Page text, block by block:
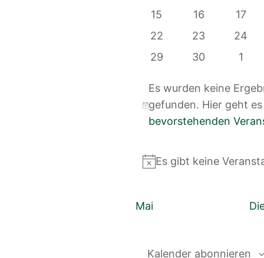
0
15
0
16
0
17
0
22
0
23
0
24
0
29
0
30
0
1
Hinweis
Es wurden keine
gefunden. Hier geht
bevorstehenden
Hinweis
Es gibt keine
Mai
Kalender abonnieren